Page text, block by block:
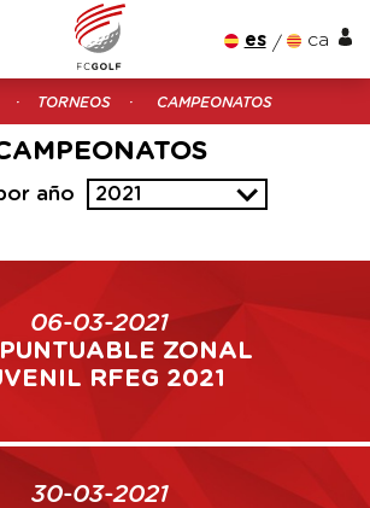
es ca
TORNEOS CAMPEONATOS
año 2021
06-03-2021
ZONAL
RFEG 2021
30-03-2021